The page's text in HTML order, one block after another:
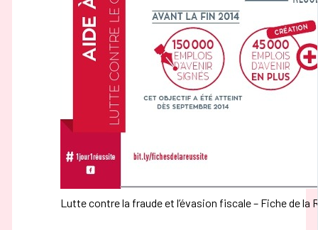
Lutte contre la fraude et l’évasion fiscale – Fiche de la